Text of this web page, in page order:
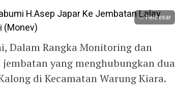
Perbesar
Dalam Rangka Monitoring dan
yang menghubungkan dua
di Kecamatan Warung Kiara.